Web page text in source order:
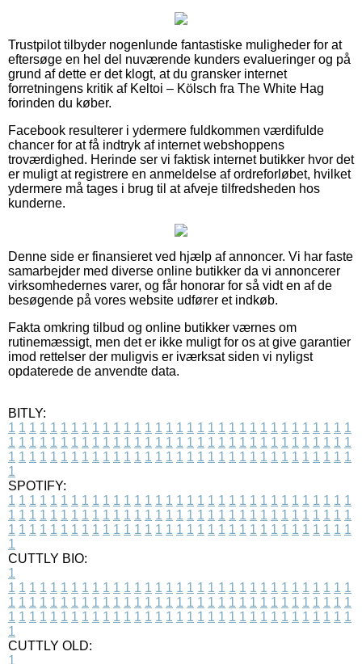
Trustpilot tilbyder nogenlunde fantastiske muligheder for at
eftersøge en hel del nuværende kunders evalueringer og på
grund af dette er det klogt, at du gransker internet
forretningens kritik af Keltoi – Kölsch fra The White Hag
forinden du køber.
Facebook resulterer i ydermere fuldkommen værdifulde
chancer for at få indtryk af internet webshoppens
troværdighed. Herinde ser vi faktisk internet butikker hvor det
er muligt at registrere en anmeldelse af ordreforløbet, hvilket
ydermere må tages i brug til at afveje tilfredsheden hos
kunderne.
Denne side er finansieret ved hjælp af annoncer. Vi har faste
samarbejder med diverse online butikker da vi annoncerer
virksomhedernes varer, og får honorar for så vidt en af de
besøgende på vores website udfører et indkøb.
Fakta omkring tilbud og online butikker værnes om
rutinemæssigt, men det er ikke muligt for os at give garantier
imod rettelser der muligvis er iværksat siden vi nyligst
opdaterede de anvendte data.
BITLY:
1 1 1 1 1 1 1 1 1 1 1 1 1 1 1 1 1 1 1 1 1 1 1 1 1 1 1 1 1 1 1 1 1
1 1 1 1 1 1 1 1 1 1 1 1 1 1 1 1 1 1 1 1 1 1 1 1 1 1 1 1 1 1 1 1 1
1 1 1 1 1 1 1 1 1 1 1 1 1 1 1 1 1 1 1 1 1 1 1 1 1 1 1 1 1 1 1 1 1
1
SPOTIFY:
1 1 1 1 1 1 1 1 1 1 1 1 1 1 1 1 1 1 1 1 1 1 1 1 1 1 1 1 1 1 1 1 1
1 1 1 1 1 1 1 1 1 1 1 1 1 1 1 1 1 1 1 1 1 1 1 1 1 1 1 1 1 1 1 1 1
1 1 1 1 1 1 1 1 1 1 1 1 1 1 1 1 1 1 1 1 1 1 1 1 1 1 1 1 1 1 1 1 1
1
CUTTLY BIO:
1
1 1 1 1 1 1 1 1 1 1 1 1 1 1 1 1 1 1 1 1 1 1 1 1 1 1 1 1 1 1 1 1 1
1 1 1 1 1 1 1 1 1 1 1 1 1 1 1 1 1 1 1 1 1 1 1 1 1 1 1 1 1 1 1 1 1
1 1 1 1 1 1 1 1 1 1 1 1 1 1 1 1 1 1 1 1 1 1 1 1 1 1 1 1 1 1 1 1 1
1
CUTTLY OLD:
1